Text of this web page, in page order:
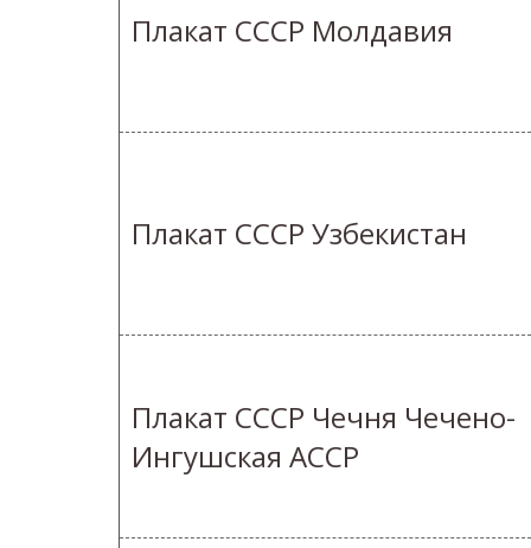
Плакат СССР Молдавия
Плакат СССР Узбекистан
Плакат СССР Чечня Чечено-
Ингушская АССР